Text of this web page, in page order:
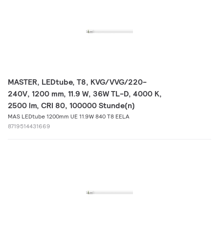
MASTER, LEDtube, T8, KVG/VVG/220-
240V, 1200 mm, 11.9 W, 36W TL-D, 4000 K,
2500 lm, CRI 80, 100000 Stunde(n)
MAS LEDtube 1200mm UE 11.9W 840 T8 EELA
8719514431669